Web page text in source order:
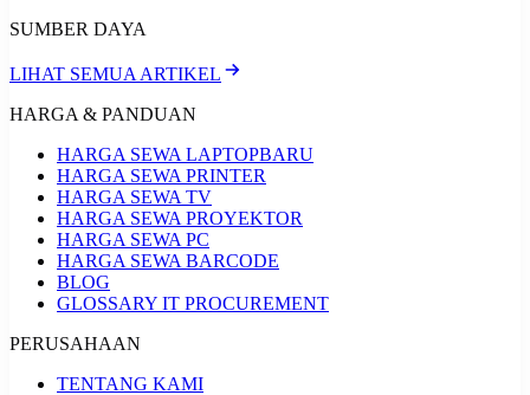
SUMBER DAYA
LIHAT SEMUA ARTIKEL
HARGA & PANDUAN
HARGA SEWA LAPTOPBARU
HARGA SEWA PRINTER
HARGA SEWA TV
HARGA SEWA PROYEKTOR
HARGA SEWA PC
HARGA SEWA BARCODE
BLOG
GLOSSARY IT PROCUREMENT
PERUSAHAAN
TENTANG KAMI